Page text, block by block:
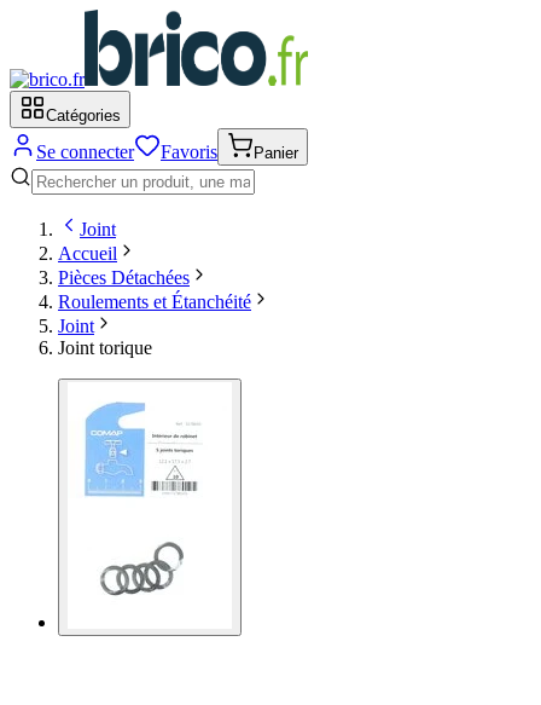
Catégories
Se connecter Favoris Panier
Joint
Accueil
Pièces Détachées
Roulements et Étanchéité
Joint
Joint torique